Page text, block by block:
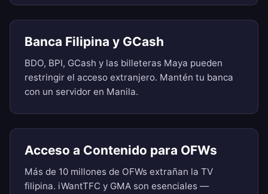
Banca Filipina y GCash
BDO, BPI, GCash y las billeteras Maya pueden
restringir el acceso extranjero. Mantén tu banca
con un servidor en Manila.
Acceso a Contenido para OFWs
Más de 10 millones de OFWs extrañan la TV
filipina. iWantTFC y GMA son esenciales —